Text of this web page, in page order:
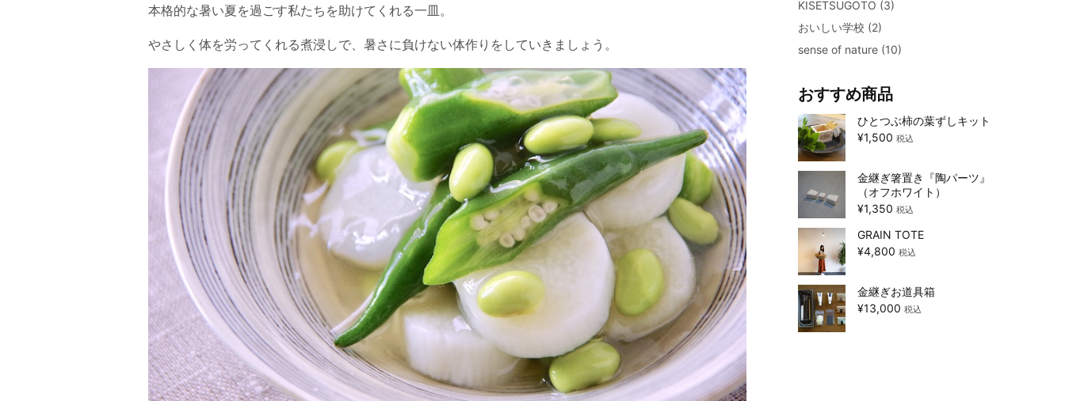
本格的な暑い夏を過ごす私たちを助けてくれる一皿。
やさしく体を労ってくれる煮浸しで、暑さに負けない体作りをしていきましょう。
KISETSUGOTO (3)
おいしい学校 (2)
sense of nature (10)
おすすめ商品
ひとつぶ柿の葉ずしキット
¥1,500 税込
金継ぎ箸置き『陶パーツ』
（オフホワイト）
¥1,350 税込
GRAIN TOTE
¥4,800 税込
金継ぎお道具箱
¥13,000 税込